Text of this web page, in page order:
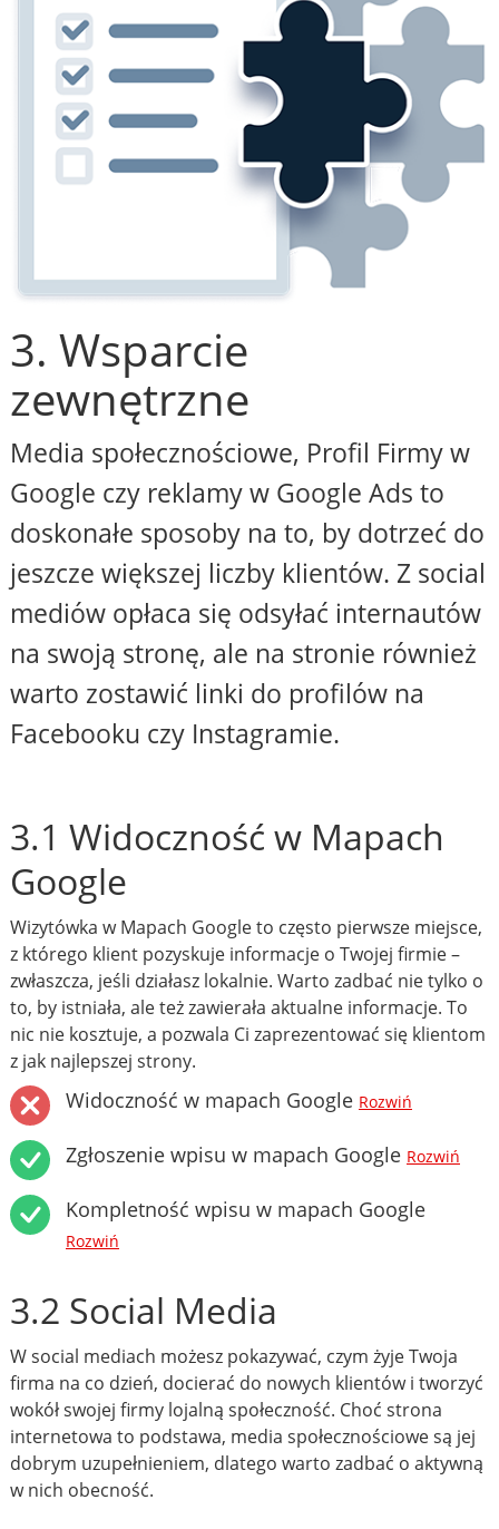
3. Wsparcie
zewnętrzne
Media społecznościowe, Profil Firmy w
Google czy reklamy w Google Ads to
doskonałe sposoby na to, by dotrzeć do
jeszcze większej liczby klientów. Z social
mediów opłaca się odsyłać internautów
na swoją stronę, ale na stronie również
warto zostawić linki do profilów na
Facebooku czy Instagramie.
3.1 Widoczność w Mapach
Google
Wizytówka w Mapach Google to często pierwsze miejsce,
z którego klient pozyskuje informacje o Twojej firmie –
zwłaszcza, jeśli działasz lokalnie. Warto zadbać nie tylko o
to, by istniała, ale też zawierała aktualne informacje. To
nic nie kosztuje, a pozwala Ci zaprezentować się klientom
z jak najlepszej strony.
Widoczność w mapach Google Rozwiń
Zgłoszenie wpisu w mapach Google Rozwiń
Kompletność wpisu w mapach Google
Rozwiń
3.2 Social Media
W social mediach możesz pokazywać, czym żyje Twoja
firma na co dzień, docierać do nowych klientów i tworzyć
wokół swojej firmy lojalną społeczność. Choć strona
internetowa to podstawa, media społecznościowe są jej
dobrym uzupełnieniem, dlatego warto zadbać o aktywną
w nich obecność.